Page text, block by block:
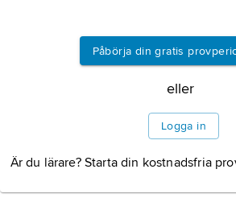
Påbörja din gratis
eller
Logga in
Är du lärare? Starta din kostnadsfria